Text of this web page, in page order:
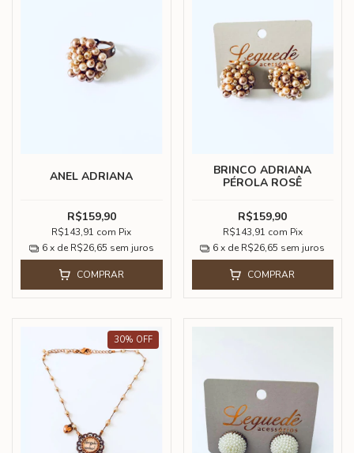
ANEL ADRIANA
R$159,90
R$143,91 com Pix
6 x de R$26,65 sem juros
COMPRAR
BRINCO ADRIANA
PÉROLA ROSÊ
R$159,90
R$143,91 com Pix
6 x de R$26,65 sem juros
COMPRAR
30% OFF